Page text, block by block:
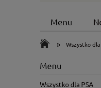
Menu
» Wszystko dla
Menu
Wszystko dla PSA